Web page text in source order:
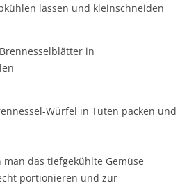
lassen und kleinschneiden
in
Würfel in Tüten packen und
man das tiefgekühlte Gemüse
portionieren und zur